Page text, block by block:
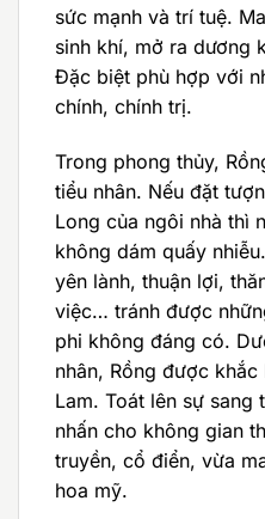
sức mạnh và trí tuệ.
sinh khí, mở ra dương
Đặc biệt phù hợp với
chính, chính trị.
Trong phong thủy,
tiểu nhân. Nếu đặt
Long của ngôi nhà thì
không dám quấy
yên lành, thuận lợi,
việc… tránh được
phi không đáng có.
nhân, Rồng được
Lam. Toát lên sự
nhấn cho không gian
truyền, cổ điển, vừa
hoa mỹ.